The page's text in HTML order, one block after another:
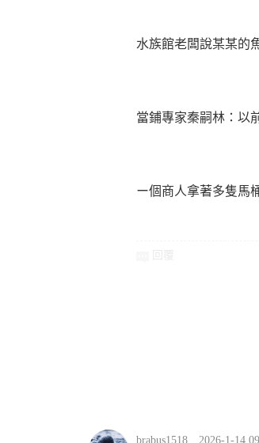
水族館老闆說某某的
當鋪專家秦嗣林：以
ー個商人拿著多隻馬
brabus1518 2026-1-14